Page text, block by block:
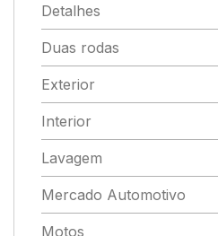
Detalhes
Duas rodas
Exterior
Interior
Lavagem
Mercado Automotivo
Motos